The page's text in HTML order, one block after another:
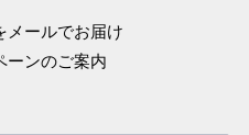
メールでお届け
ーンのご案内